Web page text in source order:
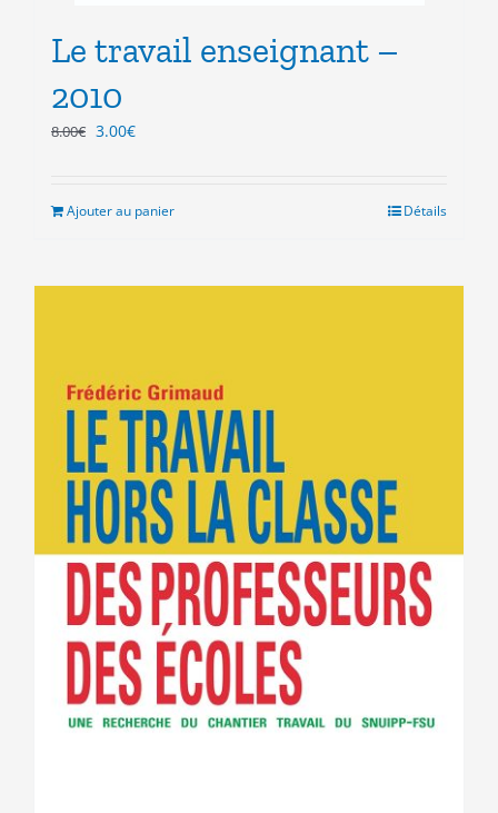
Le travail enseignant –
2010
8.00€ Le
3.00€Le
est :
Ajouter au panier Détails